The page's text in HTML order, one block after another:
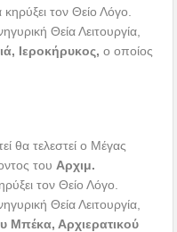
τον Θείο Λόγο.
Θεία Λειτουργία,
Ιεροκήρυκος, ο οποίος
θα τελεστεί ο Μέγας
του Αρχιμ.
τον Θείο Λόγο.
Θεία Λειτουργία,
Μπέκα, Αρχιερατικού